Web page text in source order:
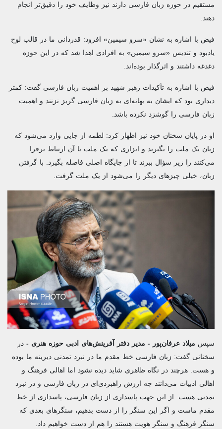
مستقیم در حوزه زبان فارسی دارند نیز وظایف خود را دقیق‌تر انجام
دهند.
فیض با اشاره به نشان «سرو سیمین» افزود: قدردانی ما در قالب لوح
یادبود و تندیس «سرو سیمین» به افرادی اهدا شد که در این حوزه
دغدغه داشتند و اثرگذار بوده‌اند.
فیض با اشاره به تأکیدات رهبر شهید بر اهمیت زبان فارسی گفت: کمتر
دیداری بود که ایشان به بهانه‌ای به زبان فارسی گریز نزنند و اهمیت
زبان فارسی را گوشزد نکرده باشد.
او در پایان سخنان خود نیز اظهار کرد: لطمه از جایی وارد می‌شود که
زبان یک ملت را بگیرند و ابزاری که یک ملت با آن ارتباط برقرا
می‌کنند را زیر سؤال ببرند تا از جایگاه اصلی فاصله بگیرد. با گرفتن
زبان، خیلی چیزهای دیگر را می‌شود از یک ملت گرفت.
سپس میلاد عرفان‌پور - مدیر دفتر آفرینش‌های ادبی حوزه هنری - در
سخنانی گفت: زبان فارسی خط مقدم ما در نبرد تمدنی دیرینه ما بوده
و هست. هرچند در نگاه ظاهری شاید دیده نشود اما اهالی فرهنگ و
اهالی ادبیات می‌دانند چه ارزش راهبردی‌ای در زبان فارسی و در نبرد
تمدنی هست. از این جهت پاسداری از زبان فارسی، پاسداری از خط
مقدم ماست و اگر این سنگر را از دست بدهیم،‌ سنگرهای بعدی که
سنگر فرهنگ و سنگر هویت هستند را هم از دست خواهیم داد.